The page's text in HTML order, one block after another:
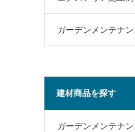
ガーデンメンテナン
建材商品を探す
ガーデンメンテナン